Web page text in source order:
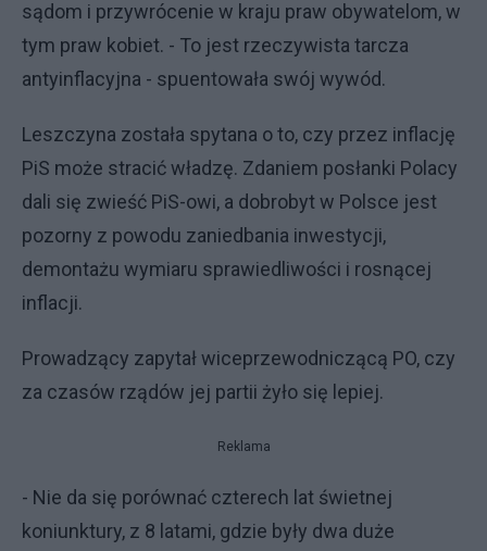
sądom i przywrócenie w kraju praw obywatelom, w
tym praw kobiet. - To jest rzeczywista tarcza
antyinflacyjna - spuentowała swój wywód.
Leszczyna została spytana o to, czy przez inflację
PiS może stracić władzę. Zdaniem posłanki Polacy
dali się zwieść PiS-owi, a dobrobyt w Polsce jest
pozorny z powodu zaniedbania inwestycji,
demontażu wymiaru sprawiedliwości i rosnącej
inflacji.
Prowadzący zapytał wiceprzewodniczącą PO, czy
za czasów rządów jej partii żyło się lepiej.
Reklama
- Nie da się porównać czterech lat świetnej
koniunktury, z 8 latami, gdzie były dwa duże